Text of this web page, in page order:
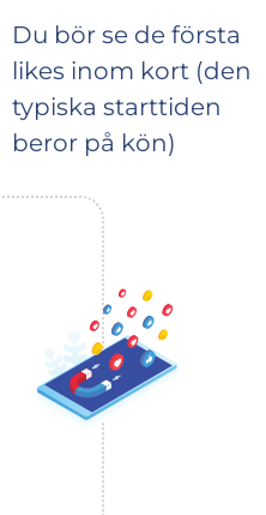
Du bör se de första
likes inom kort (den
typiska starttiden
beror på kön)